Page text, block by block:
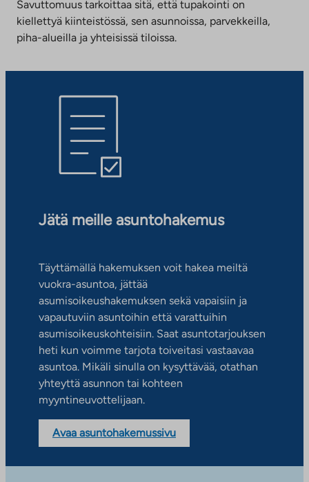
Savuttomuus tarkoittaa sitä, että tupakointi on
kiellettyä kiinteistössä, sen asunnoissa, parvekkeilla,
piha-alueilla ja yhteisissä tiloissa.
Jätä meille asuntohakemus
Täyttämällä hakemuksen voit hakea meiltä
vuokra-asuntoa, jättää
asumisoikeushakemuksen sekä vapaisiin ja
vapautuviin asuntoihin että varattuihin
asumisoikeuskohteisiin. Saat asuntotarjouksen
heti kun voimme tarjota toiveitasi vastaavaa
asuntoa. Mikäli sinulla on kysyttävää, otathan
yhteyttä asunnon tai kohteen
myyntineuvottelijaan.
Avaa asuntohakemussivu